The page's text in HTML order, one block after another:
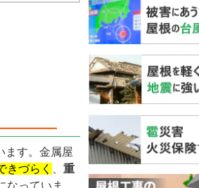
ます。金属屋
きづらく
重